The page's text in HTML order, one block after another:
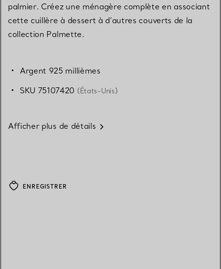
palmier. Créez une ménagère complète en associant
cette cuillère à dessert à d’autres couverts de la
collection Palmette.
Argent 925 millièmes
SKU 75107420 (États-Unis)
Afficher plus de détails
ENREGISTRER